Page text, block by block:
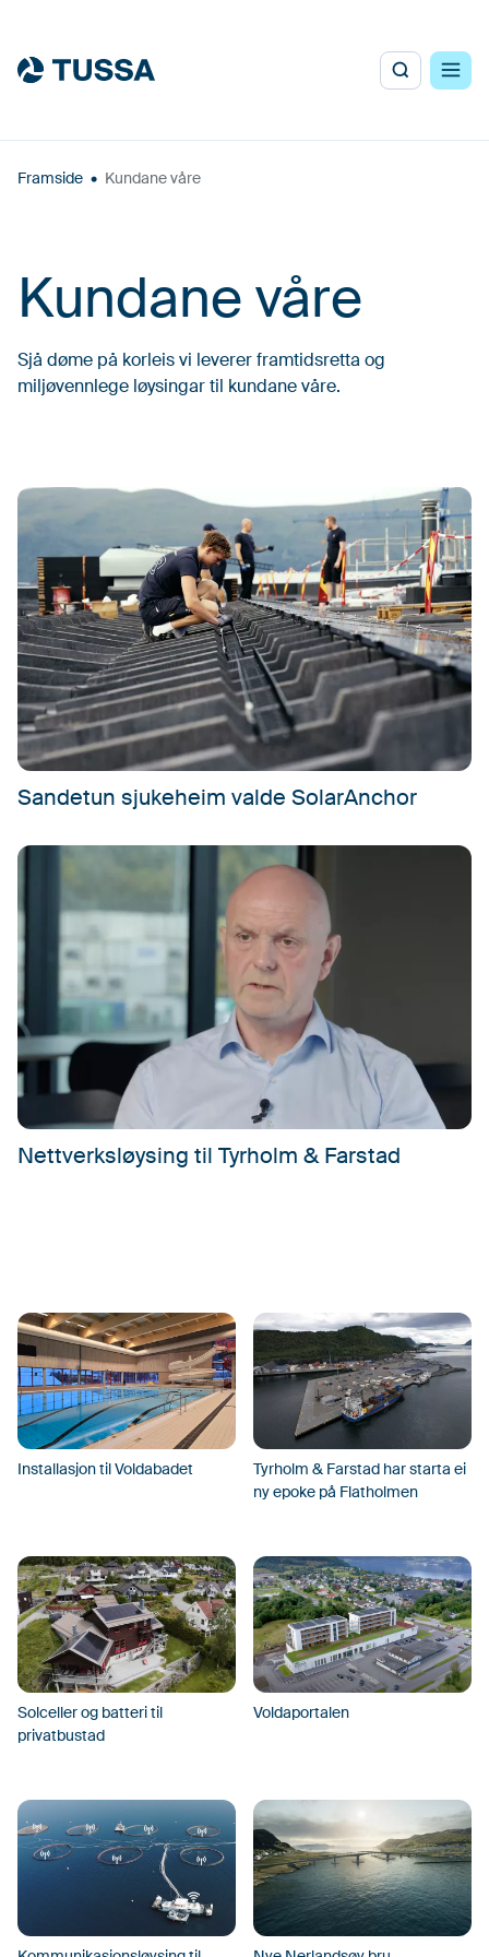
Framside • Kundane våre
Kundane våre
Sjå døme på korleis vi leverer framtidsretta og
miljøvennlege løysingar til kundane våre.
Sandetun sjukeheim valde SolarAnchor
Nettverksløysing til Tyrholm & Farstad
Installasjon til Voldabadet
Tyrholm & Farstad har starta ei
ny epoke på Flatholmen
Solceller og batteri til
privatbustad
Voldaportalen